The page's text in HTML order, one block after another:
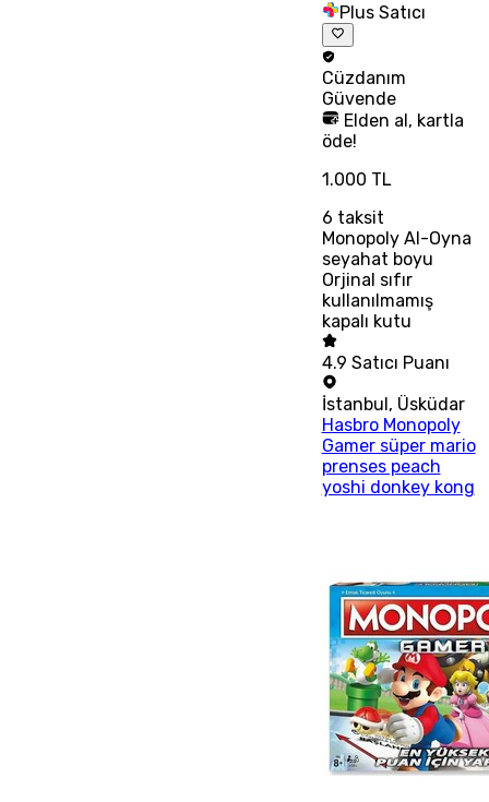
Plus Satıcı
Cüzdanım
Güvende
Elden al, kartla
öde!
1.000 TL
6 taksit
Monopoly Al-Oyna
seyahat boyu
Orjinal sıfır
kullanılmamış
kapalı kutu
4.9 Satıcı Puanı
İstanbul , Üsküdar
Hasbro Monopoly
Gamer süper mario
prenses peach
yoshi donkey kong